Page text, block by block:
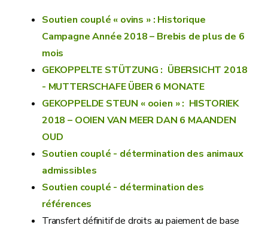
Soutien couplé « ovins » : Historique
Campagne Année 2018 – Brebis de plus de 6
mois
GEKOPPELTE STÜTZUNG : ÜBERSICHT 2018
- MUTTERSCHAFE ÜBER 6 MONATE
GEKOPPELDE STEUN « ooien » : HISTORIEK
2018 – OOIEN VAN MEER DAN 6 MAANDEN
OUD
Soutien couplé - détermination des animaux
admissibles
Soutien couplé - détermination des
références
Transfert définitif de droits au paiement de base